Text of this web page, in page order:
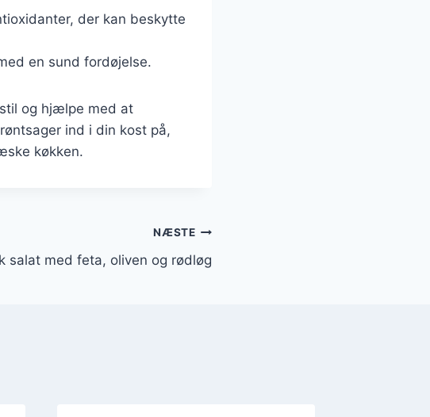
der kan beskytte
en sund fordøjelse.
og hjælpe med at
ind i din kost på,
køkken.
NÆSTE
salat med feta, oliven og rødløg